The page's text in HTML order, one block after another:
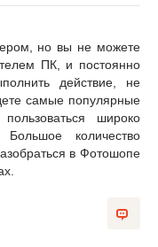
но вы не можете
ПК, и постоянно
действие, не
самые популярные
широко
Большое количество
в Фотошопе